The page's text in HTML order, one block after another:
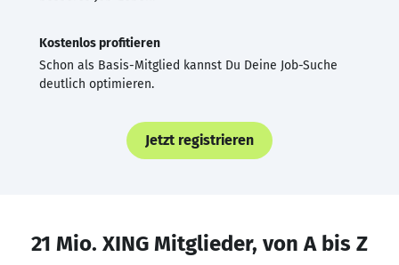
Kostenlos profitieren
Schon als Basis-Mitglied kannst Du Deine Job-Suche
deutlich optimieren.
Jetzt registrieren
21 Mio. XING Mitglieder, von A bis Z